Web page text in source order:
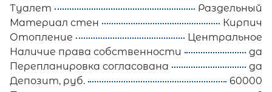
Туалет
Раздельный
Материал стен
Кирпич
Отопление
Центральное
Наличие права собственности
да
Перепланировка согласована
да
Депозит, руб.
60000